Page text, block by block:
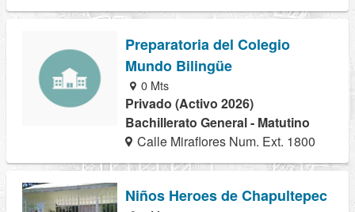
Preparatoria del Colegio
Mundo Bilingüe
0 Mts
Privado (Activo 2026)
Bachillerato General - Matutino
Calle Miraflores Num. Ext. 1800
Niños Heroes de Chapultepec